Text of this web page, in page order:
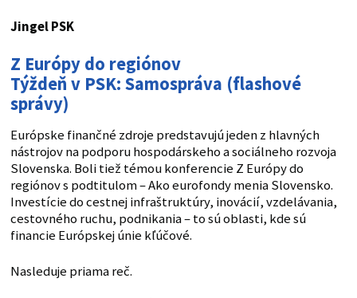
Jingel PSK
Z Európy do regiónov
Týždeň v PSK: Samospráva (flashové
správy)
Európske finančné zdroje predstavujú jeden z hlavných
nástrojov na podporu hospodárskeho a sociálneho rozvoja
Slovenska. Boli tiež témou konferencie Z Európy do
regiónov s podtitulom – Ako eurofondy menia Slovensko.
Investície do cestnej infraštruktúry, inovácií, vzdelávania,
cestovného ruchu, podnikania – to sú oblasti, kde sú
financie Európskej únie kľúčové.
Nasleduje priama reč.